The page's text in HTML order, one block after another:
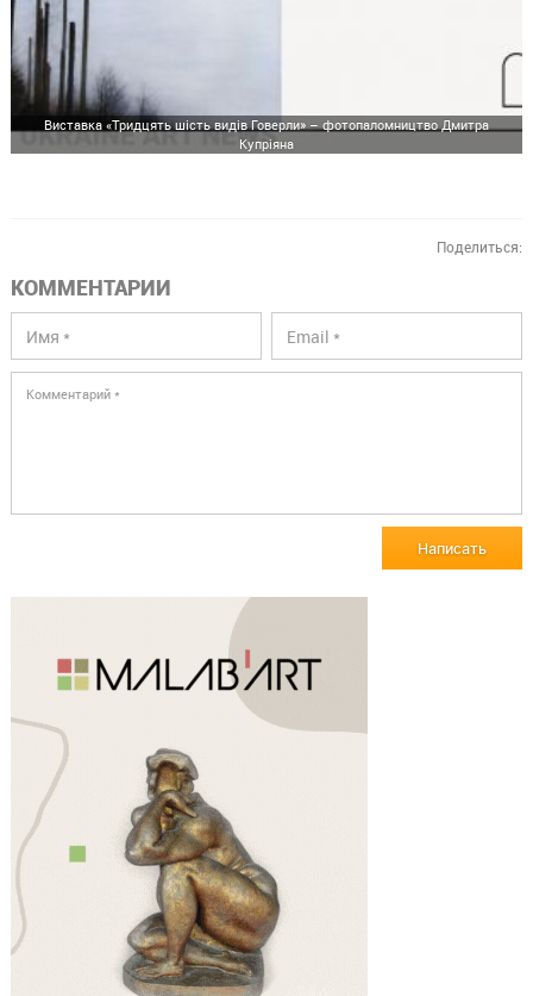
Виставка «Тридцять шість видів Говерли» – фотопаломництво Дмитра
Купріяна
Поделиться:
КОММЕНТАРИИ
Написать